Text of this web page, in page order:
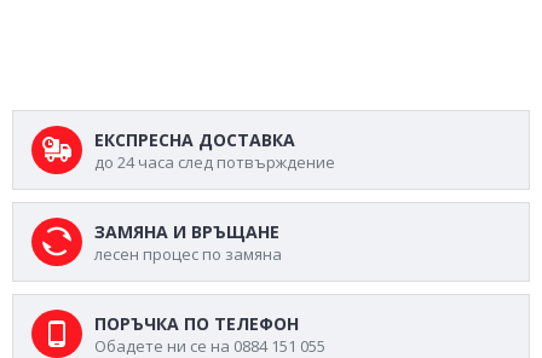
ЕКСПРЕСНА ДОСТАВКА
до 24 часа след потвърждение
ЗАМЯНА И ВРЪЩАНЕ
лесен процес по замяна
ПОРЪЧКА ПО ТЕЛЕФОН
Обадете ни се на 0884 151 055